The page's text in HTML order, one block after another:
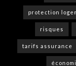
protection
risques
tarifs assurance